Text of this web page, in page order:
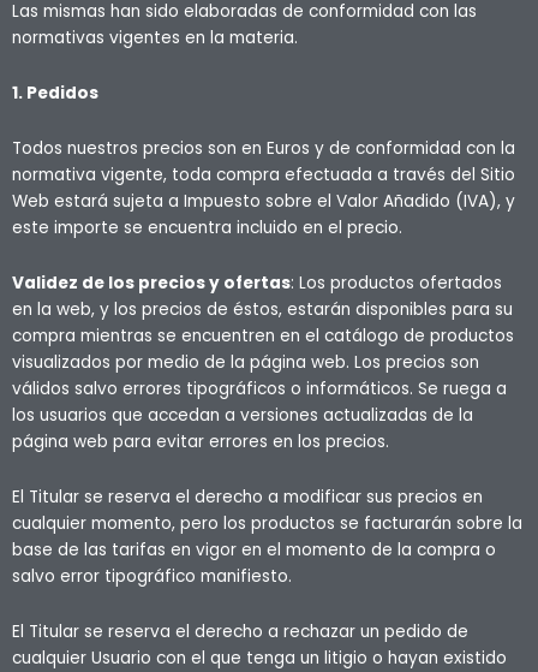
Las mismas han sido elaboradas de conformidad con las
normativas vigentes en la materia.
1. Pedidos
Todos nuestros precios son en Euros y de conformidad con la
normativa vigente, toda compra efectuada a través del Sitio
Web estará sujeta a Impuesto sobre el Valor Añadido (IVA), y
este importe se encuentra incluido en el precio.
Validez de los precios y ofertas: Los productos ofertados
en la web, y los precios de éstos, estarán disponibles para su
compra mientras se encuentren en el catálogo de productos
visualizados por medio de la página web. Los precios son
válidos salvo errores tipográficos o informáticos. Se ruega a
los usuarios que accedan a versiones actualizadas de la
página web para evitar errores en los precios.
El Titular se reserva el derecho a modificar sus precios en
cualquier momento, pero los productos se facturarán sobre la
base de las tarifas en vigor en el momento de la compra o
salvo error tipográfico manifiesto.
El Titular se reserva el derecho a rechazar un pedido de
cualquier Usuario con el que tenga un litigio o hayan existido